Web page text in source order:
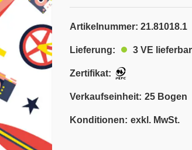
Artikelnummer: 21.81018.1
Lieferung: 3 VE lieferbar
Zertifikat:
Verkaufseinheit: 25 Bogen
Konditionen: exkl. MwSt.